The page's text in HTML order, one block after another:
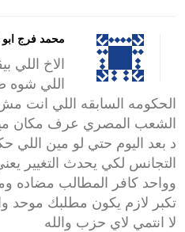
محمد فرج
الاخ اللي
اللي شوه
الحكومه السابقه اللي انت مش
الشعب المصري عرف مكان
د بعد اليوم حتي لو مين اللي
التجانس لكي يحدث التغيير
وواحد كافر المطالب مضاده
تكبر لازم يكون مطلبك موحد
لا انتمي لاي حزب والله